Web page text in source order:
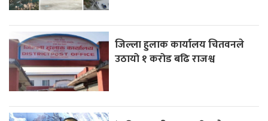
जिल्ला हुलाक कार्यालय चितवनले
उठायो १ करोड बढि राजश्व